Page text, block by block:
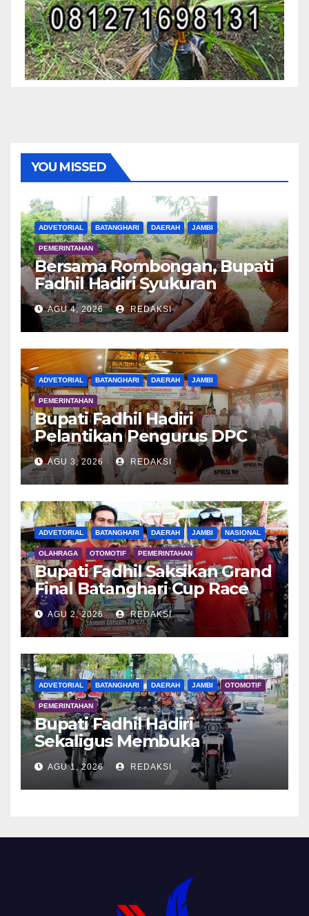
YOU MISSED
ADVETORIAL BATANGHARI DAERAH JAMBI
PEMERINTAHAN
Bersama Rombongan, Bupati
Fadhil Hadiri Syukuran
Tanam Padi di Terusan
AGU 4, 2026 REDAKSI
ADVETORIAL BATANGHARI DAERAH JAMBI
PEMERINTAHAN
Bupati Fadhil Hadiri
Pelantikan Pengurus DPC
APDESI MP
AGU 3, 2026 REDAKSI
ADVETORIAL BATANGHARI DAERAH JAMBI NASIONAL
OLAHRAGA OTOMOTIF PEMERINTAHAN
Bupati Fadhil Saksikan Grand
Final Batanghari Cup Race
2026
AGU 2, 2026 REDAKSI
ADVETORIAL BATANGHARI DAERAH JAMBI OTOMOTIF
PEMERINTAHAN
Bupati Fadhil Hadiri
Sekaligus Membuka
Kegiatan Batanghari King
Club
AGU 1, 2026 REDAKSI